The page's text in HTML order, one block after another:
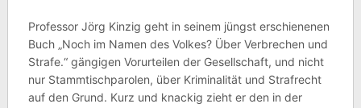
Professor Jörg Kinzig geht in seinem jüngst erschienenen
Buch „Noch im Namen des Volkes? Über Verbrechen und
Strafe.“ gängigen Vorurteilen der Gesellschaft, und nicht
nur Stammtischparolen, über Kriminalität und Strafrecht
auf den Grund. Kurz und knackig zieht er den in der